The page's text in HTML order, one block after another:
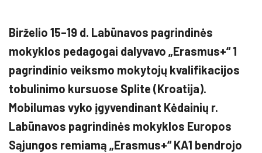
Birželio 15–19 d. Labūnavos pagrindinės
mokyklos pedagogai dalyvavo „Erasmus+“ 1
pagrindinio veiksmo mokytojų kvalifikacijos
tobulinimo kursuose Splite (Kroatija).
Mobilumas vyko įgyvendinant Kėdainių r.
Labūnavos pagrindinės mokyklos Europos
Sąjungos remiamą „Erasmus+“ KA1 bendrojo